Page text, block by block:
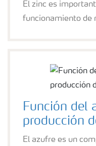
El zinc es
funcionamiento de
Función del
producción
El azufre es un